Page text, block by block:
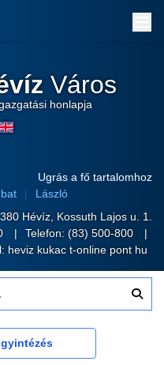
Város
honlapja
Ugrás a fő tartalomhoz
László
Hévíz, Kossuth Lajos u. 1.
Telefon: (83) 500-800
heviz kukac t-online pont hu